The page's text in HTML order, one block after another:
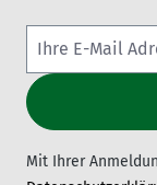
Mit Ihrer